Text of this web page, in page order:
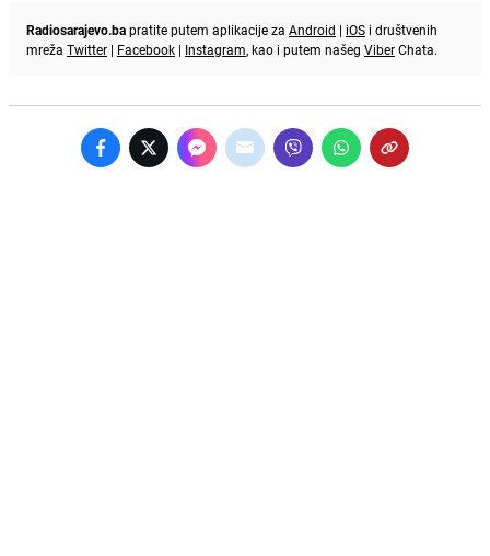
Radiosarajevo.bapratite putem aplikacije za Android | iOS i društvenih
mreža Twitter | Facebook | Instagram, kao i putem našeg ViberChata.